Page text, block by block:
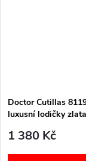
Doctor Cutillas
luxusní lodičky
1 380 Kč